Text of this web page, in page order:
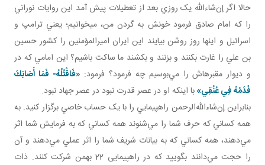
حالا اگر إن‌شاءالله يک روزي بعد از تعطيلات پيش آمد اين روايات نوراني
را که امام صادق فرمود خونش به گردن من، می­خوانيم؛ يعني ترامپ و
اسرائيل و اينها روز روشن بيايند اين ايران اميرالمؤمنين را کشور حسين
بن علي را غارت بکنند و بزنند و بکشند ما ساکت باشيم؟ اين امامي که در
و ديوار مقبره­اش را مي‌بوسيم چه فرمود؟ فرمود: «فَاقْتُلْهُ- فَمَا أَصَابَكَ
فَدَمُهُ فِي عُنُقِي»با اينکه او در عصر قدرت نبود در عصر جهاد نبود.
بنابراين إن‌شاءالله‌الرحمن راهپيمايي را با يک حساب خاصي برگزار کنيد. به
همه کساني که حرف شما را مي‌شنوند همه کساني که به فرمايش شما اثر
مي‌دهند، همه کساني که به بيانات شريف شما را اثر عملي مي‌دهند و آن
را حجت مي‌دانند بگوييد که در راهپيمايی 22 بهمن شرکت کنند. ذات